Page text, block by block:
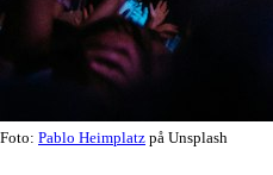
Foto: Pablo Heimplatz på Unsplash